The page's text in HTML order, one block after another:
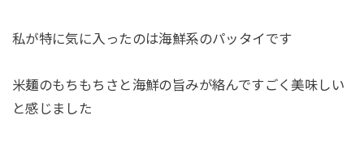
私が特に気に入ったのは海鮮系のパッタイです
米麺のもちもちさと海鮮の旨みが絡んですごく美味しい
と感じました